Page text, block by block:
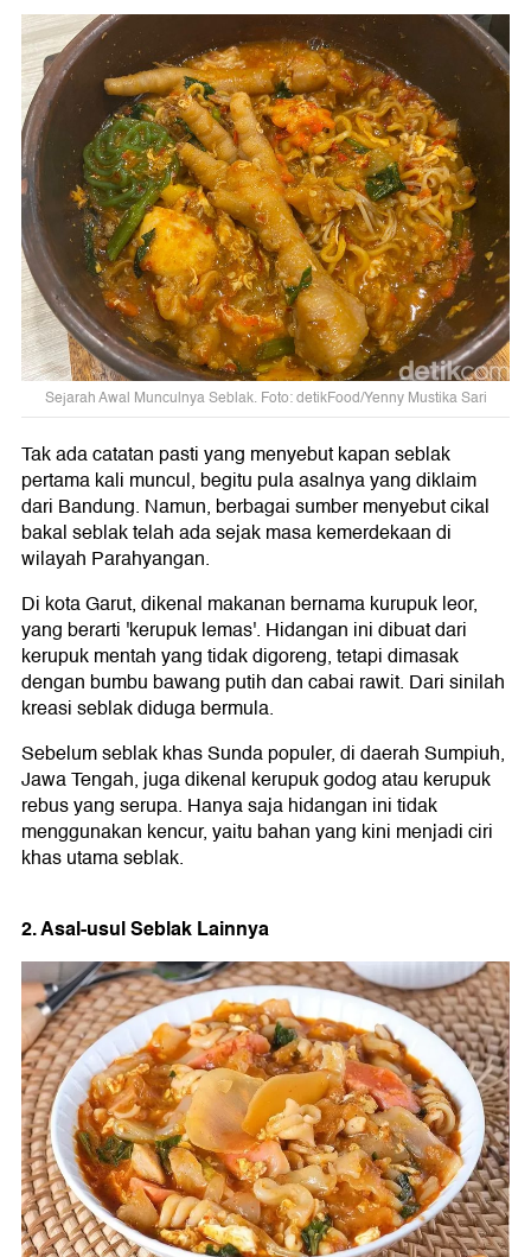
Sejarah Awal Munculnya Seblak. Foto: detikFood/Yenny Mustika Sari
Tak ada catatan pasti yang menyebut kapan seblak
pertama kali muncul, begitu pula asalnya yang diklaim
dari Bandung. Namun, berbagai sumber menyebut cikal
bakal seblak telah ada sejak masa kemerdekaan di
wilayah Parahyangan.
Di kota Garut, dikenal makanan bernama kurupuk leor,
yang berarti 'kerupuk lemas'. Hidangan ini dibuat dari
kerupuk mentah yang tidak digoreng, tetapi dimasak
dengan bumbu bawang putih dan cabai rawit. Dari sinilah
kreasi seblak diduga bermula.
Sebelum seblak khas Sunda populer, di daerah Sumpiuh,
Jawa Tengah, juga dikenal kerupuk godog atau kerupuk
rebus yang serupa. Hanya saja hidangan ini tidak
menggunakan kencur, yaitu bahan yang kini menjadi ciri
khas utama seblak.
2. Asal-usul Seblak Lainnya